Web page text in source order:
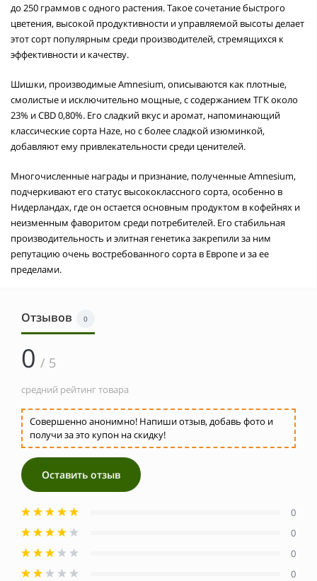
до 250 граммов с одного растения. Такое сочетание быстрого
цветения, высокой продуктивности и управляемой высоты делает
этот сорт популярным среди производителей, стремящихся к
эффективности и качеству.
Шишки, производимые Amnesium, описываются как плотные,
смолистые и исключительно мощные, с содержанием ТГК около
23% и CBD 0,80%. Его сладкий вкус и аромат, напоминающий
классические сорта Haze, но с более сладкой изюминкой,
добавляют ему привлекательности среди ценителей.
Многочисленные награды и признание, полученные Amnesium,
подчеркивают его статус высококлассного сорта, особенно в
Нидерландах, где он остается основным продуктом в кофейнях и
неизменным фаворитом среди потребителей. Его стабильная
производительность и элитная генетика закрепили за ним
репутацию очень востребованного сорта в Европе и за ее
пределами.
Отзывов 0
0 / 5
средний рейтинг товара
Совершенно анонимно! Напиши отзыв, добавь фото и
получи за это купон на скидку!
Оставить отзыв
0
0
0
0